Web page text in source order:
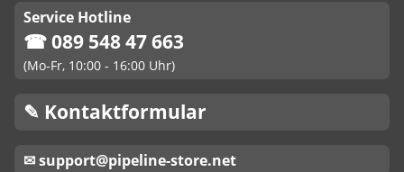
Service Hotline
☎ 089 548 47 663
(Mo-Fr, 10:00 - 16:00 Uhr)
✎ Kontaktformular
✉ support@pipeline-store.net